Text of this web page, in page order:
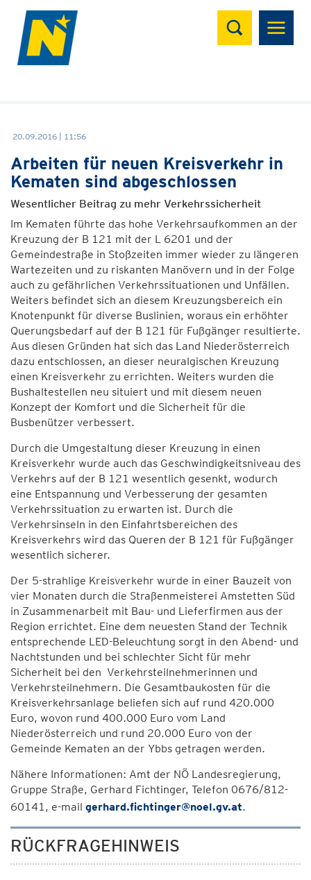
Suchen
20.09.2016 | 11:56
Arbeiten für neuen Kreisverkehr in
Kematen sind abgeschlossen
Wesentlicher Beitrag zu mehr Verkehrssicherheit
Im Kematen führte das hohe Verkehrsaufkommen an der
Kreuzung der B 121 mit der L 6201 und der
Gemeindestraße in Stoßzeiten immer wieder zu längeren
Wartezeiten und zu riskanten Manövern und in der Folge
auch zu gefährlichen Verkehrssituationen und Unfällen.
Weiters befindet sich an diesem Kreuzungsbereich ein
Knotenpunkt für diverse Buslinien, woraus ein erhöhter
Querungsbedarf auf der B 121 für Fußgänger resultierte.
Aus diesen Gründen hat sich das Land Niederösterreich
dazu entschlossen, an dieser neuralgischen Kreuzung
einen Kreisverkehr zu errichten. Weiters wurden die
Bushaltestellen neu situiert und mit diesem neuen
Konzept der Komfort und die Sicherheit für die
Busbenützer verbessert.
Durch die Umgestaltung dieser Kreuzung in einen
Kreisverkehr wurde auch das Geschwindigkeitsniveau des
Verkehrs auf der B 121 wesentlich gesenkt, wodurch
eine Entspannung und Verbesserung der gesamten
Verkehrssituation zu erwarten ist. Durch die
Verkehrsinseln in den Einfahrtsbereichen des
Kreisverkehrs wird das Queren der B 121 für Fußgänger
wesentlich sicherer.
Der 5-strahlige Kreisverkehr wurde in einer Bauzeit von
vier Monaten durch die Straßenmeisterei Amstetten Süd
in Zusammenarbeit mit Bau- und Lieferfirmen aus der
Region errichtet. Eine dem neuesten Stand der Technik
entsprechende LED-Beleuchtung sorgt in den Abend- und
Nachtstunden und bei schlechter Sicht für mehr
Sicherheit bei den Verkehrsteilnehmerinnen und
Verkehrsteilnehmern. Die Gesamtbaukosten für die
Kreisverkehrsanlage beliefen sich auf rund 420.000
Euro, wovon rund 400.000 Euro vom Land
Niederösterreich und rund 20.000 Euro von der
Gemeinde Kematen an der Ybbs getragen werden.
Nähere Informationen: Amt der NÖ Landesregierung,
Gruppe Straße, Gerhard Fichtinger, Telefon 0676/812-
60141, e-mail gerhard.fichtinger@noel.gv.at.
RÜCKFRAGEHINWEIS